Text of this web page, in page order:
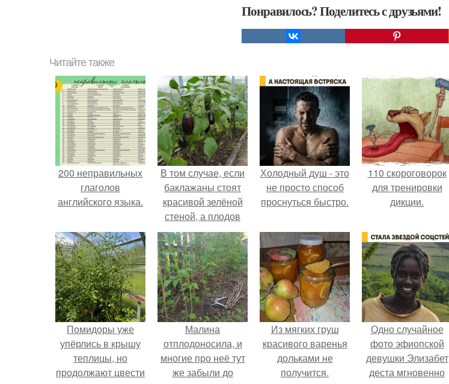
Понравилось? Поделитесь с друзьями!
Читайте также
200 неправильных
глаголов
английского языка.
В том случае, если
баклажаны стоят
красивой зелёной
стеной, а плодов
почти не видно -
радоваться тут
нечему.
Холодный душ - это
не просто способ
проснуться быстро.
110 скороговорок
для тренировки
дикции.
Помидоры уже
упёрлись в крышу
теплицы, но
продолжают цвести
Малина
отплодоносила, и
многие про неё тут
же забыли до
Из мягких груш
красивого варенья
дольками не
получится.
Одно случайное
фото эфиопской
девушки Элизабет
деста мгновенно